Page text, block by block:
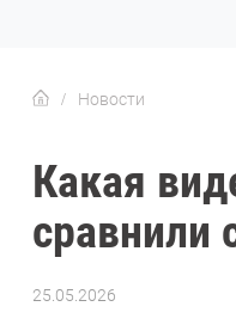
Новости
Какая
сравнили
25.05.2026